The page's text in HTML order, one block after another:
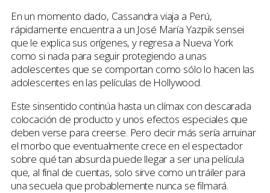
En un momento dado, Cassandra viaja a Perú,
rápidamente encuentra a un José María Yazpik sensei
que le explica sus orígenes, y regresa a Nueva York
como si nada para seguir protegiendo a unas
adolescentes que se comportan como sólo lo hacen las
adolescentes en las películas de Hollywood.
Este sinsentido continúa hasta un clímax con descarada
colocación de producto y unos efectos especiales que
deben verse para creerse. Pero decir más sería arruinar
el morbo que eventualmente crece en el espectador
sobre qué tan absurda puede llegar a ser una película
que, al final de cuentas, solo sirve como un tráiler para
una secuela que probablemente nunca se filmará.